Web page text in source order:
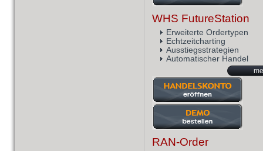
WHS FutureStation
Erweiterte Ordertypen
Echtzeitcharting
Ausstiegsstrategien
Automatischer Handel
RAN-Order